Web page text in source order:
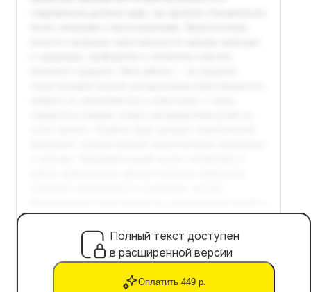
Полный текст доступен
в расширенной версии
Оплатить 449 р.